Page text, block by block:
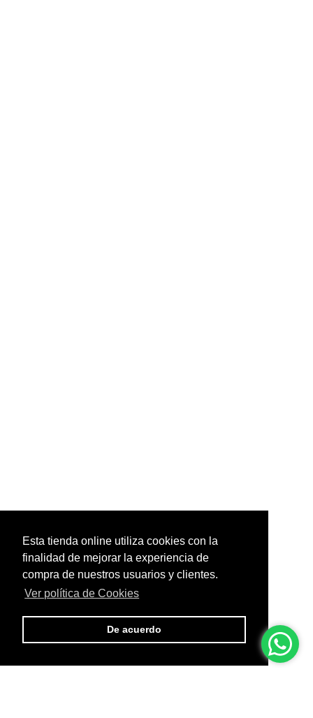
Esta tienda online utiliza cookies con la
finalidad de mejorar la experiencia de
compra de nuestros usuarios y clientes.
Ver política de Cookies
De acuerdo